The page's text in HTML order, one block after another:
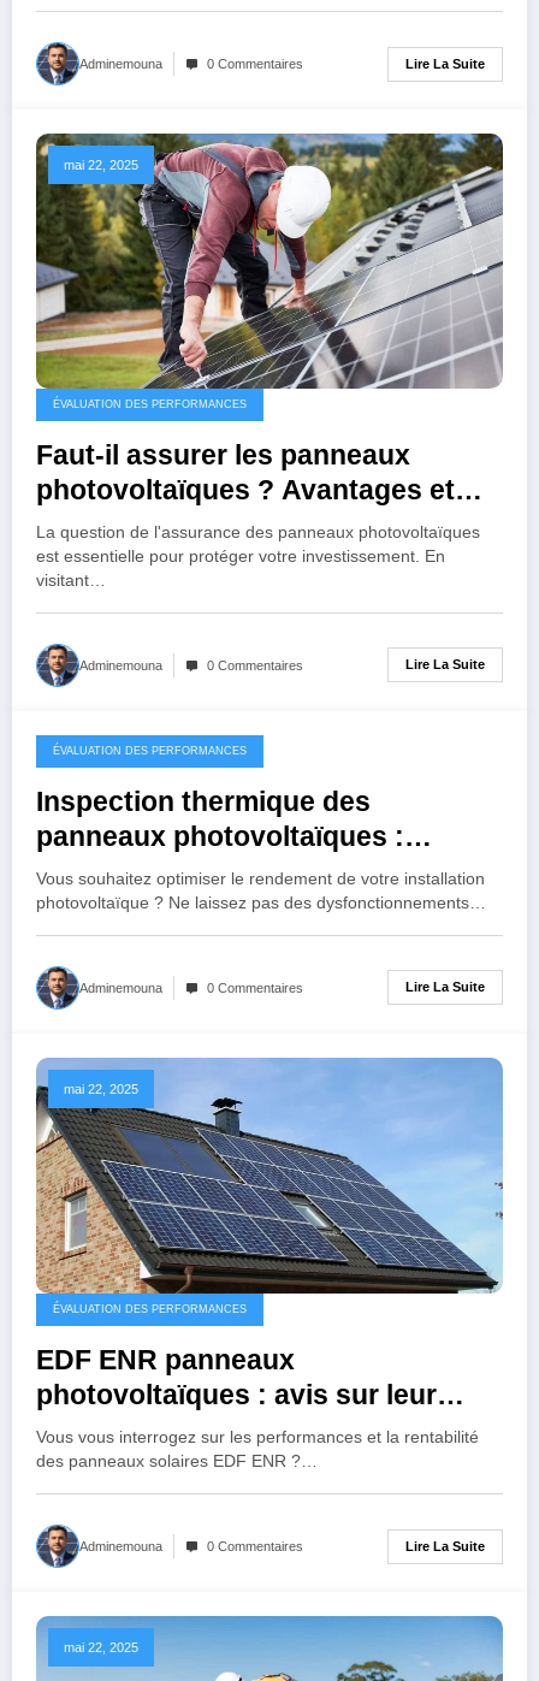
Adminemouna 0 Commentaires Lire La Suite
mai 22, 2025
ÉVALUATION DES PERFORMANCES
Faut-il assurer les panneaux
photovoltaïques ? Avantages et
conseils à considérer
La question de l'assurance des panneaux photovoltaïques
est essentielle pour protéger votre investissement. En
visitant…
Adminemouna 0 Commentaires Lire La Suite
mai 22, 2025
ÉVALUATION DES PERFORMANCES
Inspection thermique des
panneaux photovoltaïques :
pourquoi c’est essentiel pour
optimiser votre installation
Vous souhaitez optimiser le rendement de votre installation
photovoltaïque ? Ne laissez pas des dysfonctionnements…
Adminemouna 0 Commentaires Lire La Suite
mai 22, 2025
ÉVALUATION DES PERFORMANCES
EDF ENR panneaux
photovoltaïques : avis sur leur
efficacité et rentabilité
Vous vous interrogez sur les performances et la rentabilité
des panneaux solaires EDF ENR ?…
Adminemouna 0 Commentaires Lire La Suite
mai 22, 2025